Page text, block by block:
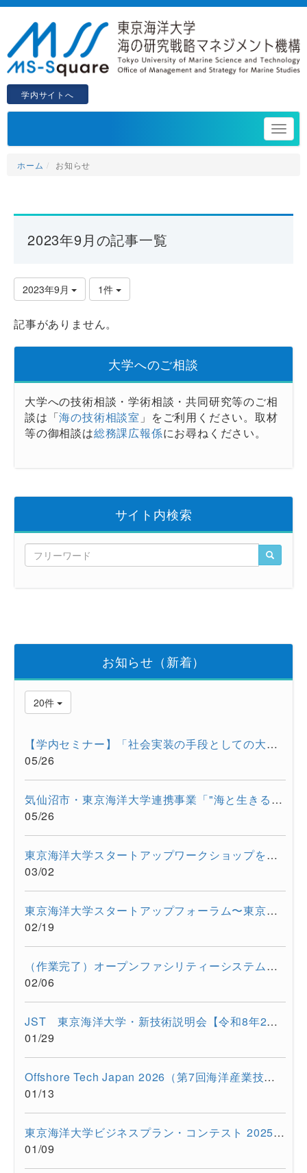
学内サイトへ
ホーム お知らせ
2023年9月の記事一覧
2023年9月 1件
記事がありません。
大学へのご相談
大学への技術相談・学術相談・共同研究等のご相
談は「海の技術相談室 」をご利用ください。取材
等の御相談は総務課広報係にお尋ねください。
サイト内検索
お知らせ（新着）
20件
【学内セミナー】「社会実装の手段としての大学発スタートアップ...
05/26
気仙沼市・東京海洋大学連携事業「"海と生きる"連続水産セミナー...
05/26
東京海洋大学スタートアップワークショップを開催しました。
03/02
東京海洋大学スタートアップフォーラム〜東京都大学発スタートア...
02/19
（作業完了）オープンファシリティーシステムの一時停止について...
02/06
JST 東京海洋大学・新技術説明会【令和8年2月17日 オンライン開...
01/29
Offshore Tech Japan 2026（第7回海洋産業技術展） に出展します...
01/13
東京海洋大学ビジネスプラン・コンテスト 2025開催報告
01/09